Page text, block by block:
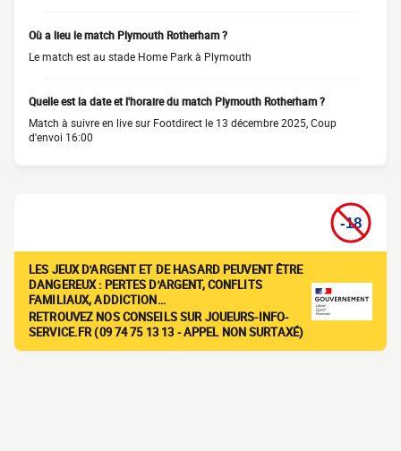
Où a lieu le match Plymouth Rotherham ?
Le match est au stade Home Park à Plymouth
Quelle est la date et l'horaire du match Plymouth Rotherham ?
Match à suivre en live sur Footdirect le 13 décembre 2025, Coup
d'envoi 16:00
LES JEUX D'ARGENT ET DE HASARD PEUVENT ÊTRE
DANGEREUX : PERTES D'ARGENT, CONFLITS
FAMILIAUX, ADDICTION…
RETROUVEZ NOS CONSEILS SUR JOUEURS-INFO-
SERVICE.FR (09 74 75 13 13 - APPEL NON SURTAXÉ)